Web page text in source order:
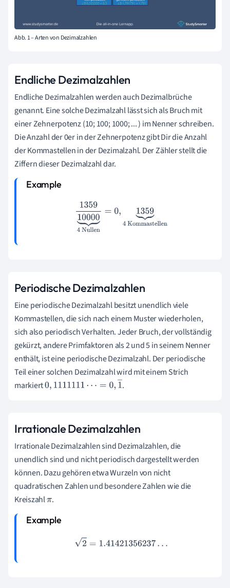
Abb. 1 – Arten von Dezimalzahlen
Endliche Dezimalzahlen
Endliche Dezimalzahlen werden auch Dezimalbrüche
genannt. Eine solche Dezimalzahl lässt sich als Bruch mit
einer Zehnerpotenz (10; 100; 1000; ... ) im Nenner schreiben.
Die Anzahl der 0er in der Zehnerpotenz gibt Dir die Anzahl
der Kommastellen in der Dezimalzahl. Der Zähler stellt die
Ziffern dieser Dezimalzahl dar.
10000⏟4 Nullen =0 1359⏟4 Kommastellen
Periodische Dezimalzahlen
Eine periodische Dezimalzahl besitzt unendlich viele
Kommastellen, die sich nach einem Muster wiederholen,
sich also periodisch Verhalten. Jeder Bruch, der vollständig
gekürzt, andere Primfaktoren als 2 und 5 in seinem Nenner
enthält, ist eine periodische Dezimalzahl. Der periodische
Teil einer solchen Dezimalzahl wird mit einem Strich
markiert0,1111111⋯ = 0 , 1― .
Irrationale Dezimalzahlen
Irrationale Dezimalzahlen sind Dezimalzahlen, die
unendlich sind und nicht periodisch dargestellt werden
können. Dazu gehören etwa Wurzeln von nicht
quadratischen Zahlen und besondere Zahlen wie die
Kreiszahlπ.
2= 1.41421356237…